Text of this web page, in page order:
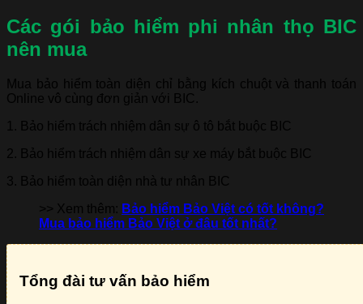
Các gói bảo hiểm phi nhân thọ BIC
nên mua
Mua bảo hiểm toàn diện chỉ bằng kích chuột và thanh toán
Online vô cùng đơn giản với BIC.
1. Bảo hiểm trách nhiệm dân sự ô tô bắt buộc BIC
2. Bảo hiểm trách nhiệm dân sự xe máy bắt buộc BIC
3. Bảo hiểm toàn diện nhà tư nhân BIC
>> Xem thêm: Bảo hiểm Bảo Việt có tốt không?
Mua bảo hiểm Bảo Việt ở đâu tốt nhất?
Tổng đài tư vấn bảo hiểm